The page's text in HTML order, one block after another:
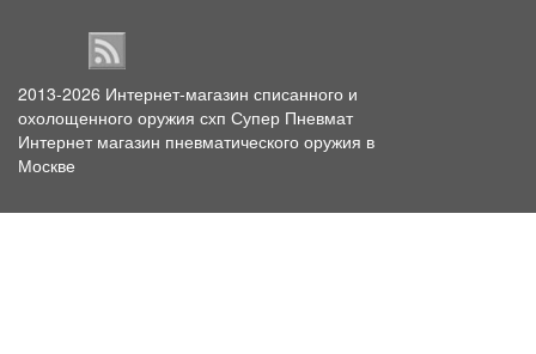
2013-2026 Интернет-магазин списанного и
охолощенного оружия схп Супер Пневмат
Интернет магазин пневматического оружия в
Москве